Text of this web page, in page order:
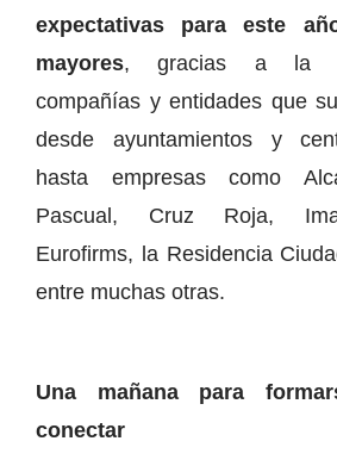
expectativas para este
mayores, gracias a la
compañías y entidades que
desde ayuntamientos y
hasta empresas como
Pascual, Cruz Roja,
Eurofirms, la Residencia
entre muchas otras.
Una mañana para
conectar